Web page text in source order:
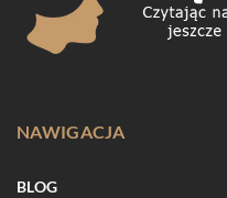
NAWIGACJA
BLOG